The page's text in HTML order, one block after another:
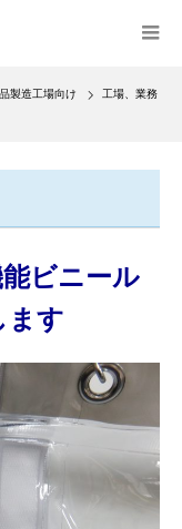
製造工場向け
工場、業務
ビニール
ます